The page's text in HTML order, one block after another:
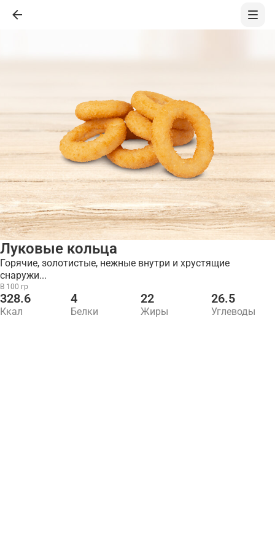
Луковые кольца
Горячие, золотистые, нежные внутри и хрустящие
снаружи...
В 100 гр
328.6
Ккал
4
Белки
22
Жиры
26.5
Углеводы